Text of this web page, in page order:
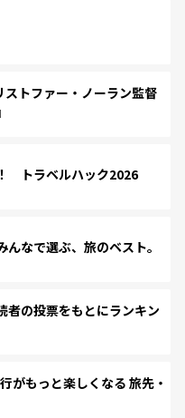
トファー・ノーラン監督
トラベルハック2026
なで選ぶ、旅のベスト。
の投票をもとにランキン
もっと楽しくなる 旅先・